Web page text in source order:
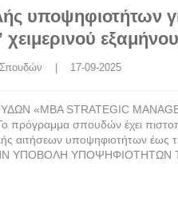
υποψηφιοτήτων
χειμερινού
    |    17-09-2025
«MBA STRATEGIC
σπουδών έχει
υποψηφιοτήτων έως
ΥΠΟΒΟΛΗ ΥΠΟΨΗΦΙΟΤΗΤΩΝ